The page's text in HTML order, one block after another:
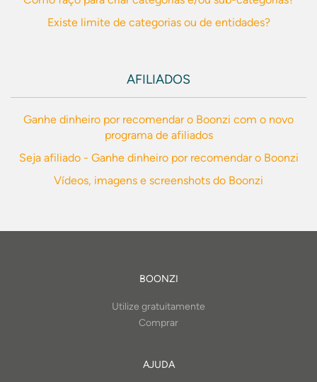
Existe limite de categorias ou de entidades?
AFILIADOS
Ganhe dinheiro por recomendar o Boonzi com o novo
programa de afiliados
Seja afiliado - Ganhe dinheiro por recomendar o Boonzi
Vídeos, imagens e screenshots do Boonzi
BOONZI
Utilize gratuitamente
Comprar
AJUDA